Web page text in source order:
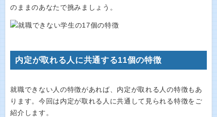
のままのあなたで挑みましょう。
内定が取れる人に共通する11個の特徴
就職できない人の特徴があれば、内定が取れる人の特徴もあ
ります。今回は内定が取れる人に共通して見られる特徴をご
紹介します。